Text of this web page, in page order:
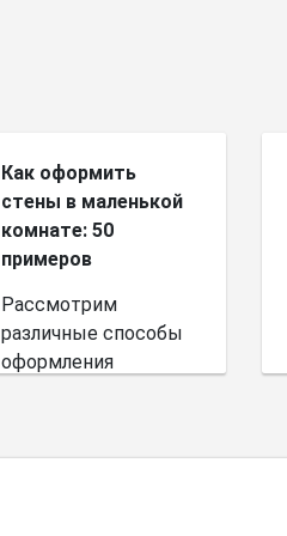
Как оформить
стены в маленькой
комнате: 50
примеров
Рассмотрим
различные способы
оформления